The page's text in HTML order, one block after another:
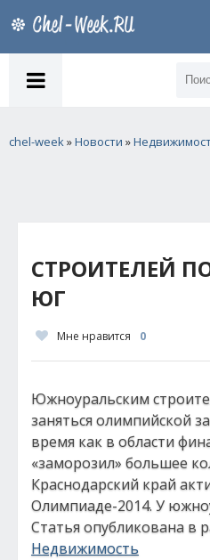
chel-week»Новости »
СТРОИТЕЛЕЙ
ЮГ
Мне нравится 0
Южноуральским
заняться олимпийской
время как в области
«заморозил» большее
Краснодарский край
Олимпиаде-2014. У
Статья опубликована в
Недвижимость